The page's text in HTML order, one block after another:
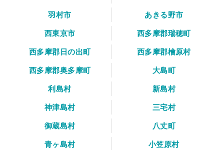
羽村市
あきる野市
西東京市
西多摩郡瑞穂町
西多摩郡日の出町
西多摩郡檜原村
西多摩郡奥多摩町
大島町
利島村
新島村
神津島村
三宅村
御蔵島村
八丈町
青ヶ島村
小笠原村